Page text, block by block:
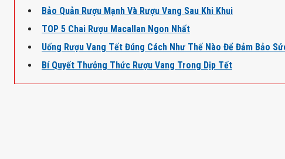
Bảo Quản Rượu Mạnh Và Rượu Vang Sau Khi Khui
TOP 5 Chai Rượu Macallan Ngon Nhất
Uống Rượu Vang Tết Đúng Cách Như Thế Nào Để Đảm Bảo
Bí Quyết Thưởng Thức Rượu Vang Trong Dịp Tết